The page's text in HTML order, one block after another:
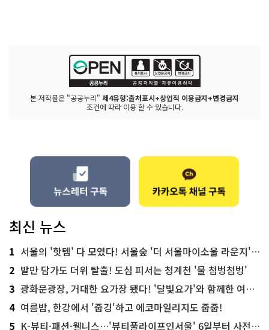
본 저작물은 "공공누리" 제4유형:출처표시+상업적 이용금지+변경금지
조건에 따라 이용 할 수 있습니다.
최신 뉴스
1 서울의 '핫템' 다 모였다! 서울숲 '더 서울마이소울 라운지' 오픈
2 발만 담가도 더위 탈출! 도심 피서는 청계천 '물 첨벙첨벙'
3 광화문광장, 거대한 요가장 됐다! '달빛요가'와 함께한 여름밤 힐링
4 여름밤, 한강에서 '줍깅'하고 에코마일리지도 줍줍!
5 K-뷰티·패션·웰니스…'뷰티풀라이프인서울' 6일부터 사전 예약